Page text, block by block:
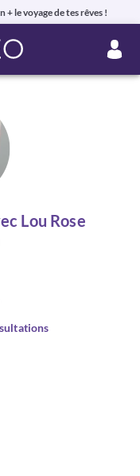
le voyage de tes rêves !
Lou Rose